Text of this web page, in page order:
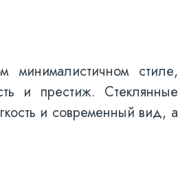
минималистичном стиле,
и престиж. Стеклянные
и современный вид, а